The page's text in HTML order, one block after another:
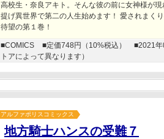
高校生・奈良アキト。そんな彼の前に女神様が
提げ異世界で第二の人生始めます！ 愛されまく
待望の第１巻！
■COMICS ■定価748円（10%税込）
■2021年
トアによって異なります）
アルファポリスコミックス
地方騎士ハンスの受難７